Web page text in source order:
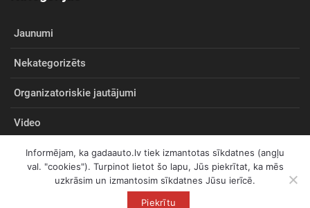
Jaunumi
Nekategorizēts
Organizatoriskie jautājumi
Video
Informējam, ka gadaauto.lv tiek izmantotas sīkdatnes (angļu
val. "cookies"). Turpinot lietot šo lapu, Jūs piekrītat, ka mēs
uzkrāsim un izmantosim sīkdatnes Jūsu ierīcē.
Piekrītu